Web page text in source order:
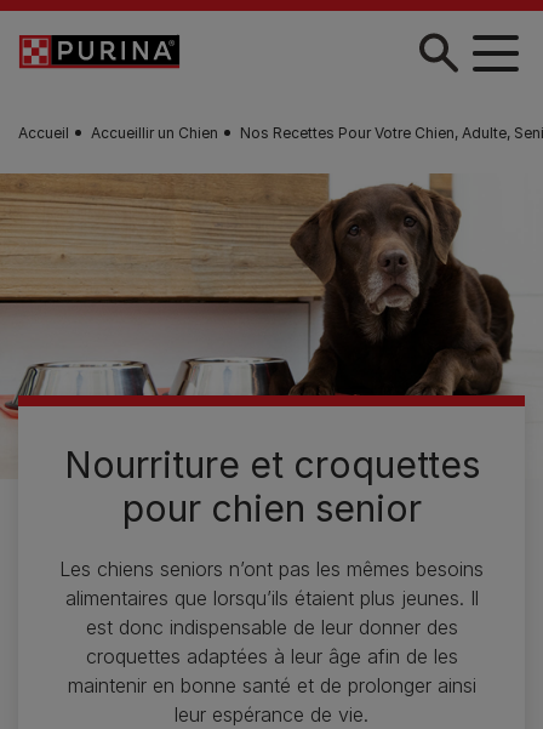
Skip to main content
Accueil Accueillir un Chien Nos Recettes Pour Votre Chien, Adulte,
Nourriture et croquettes
pour chien senior
Les chiens seniors n’ont pas les mêmes besoins
alimentaires que lorsqu’ils étaient plus jeunes. Il
est donc indispensable de leur donner des
croquettes adaptées à leur âge afin de les
maintenir en bonne santé et de prolonger ainsi
leur espérance de vie.